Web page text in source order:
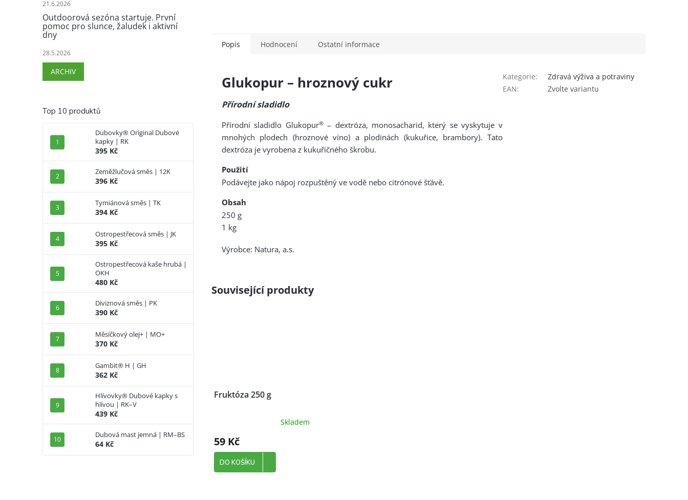
21.6.2026
Outdoorová sezóna startuje. První
pomoc pro slunce, žaludek i aktivní
dny
28.5.2026
ARCHIV
Top 10 produktů
Dubovky® Original Dubové
kapky | RK
395 Kč
Zeměžlučová směs | 12K
396 Kč
Tymiánová směs | TK
394 Kč
Ostropestřecová směs | JK
395 Kč
Ostropestřecová kaše hrubá |
OKH
480 Kč
Diviznová směs | PK
390 Kč
Měsíčkový olej+ | MO+
370 Kč
Gambit® H | GH
362 Kč
Hlívovky® Dubové kapky s
hlívou | RK–V
439 Kč
Dubová mast jemná | RM–BS
64 Kč
Popis Hodnocení Ostatní informace
Glukopur – hroznový cukr
Přírodní sladidlo
Přírodní sladidlo Glukopur®– dextróza, monosacharid, který se vyskytuje v
mnohých plodech (hroznové víno) a plodinách (kukuřice, brambory). Tato
dextróza je vyrobena z kukuřičného škrobu.
Použití
Podávejte jako nápoj rozpuštěný ve vodě nebo citrónové šťávě.
Obsah
250 g
1 kg
Výrobce: Natura, a.s.
Kategorie:
Zdravá výživa a potraviny
EAN: Zvolte variantu
Související produkty
Fruktóza 250 g
Skladem
59 Kč
DO KOŠÍKU